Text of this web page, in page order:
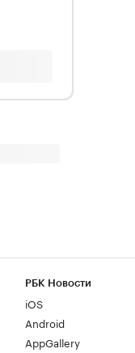
РБК Новости
iOS
Android
AppGallery